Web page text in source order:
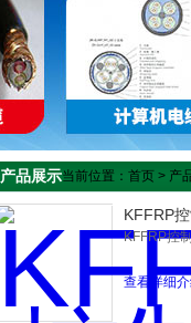
产品展示当前位置： 首页 > 产
KFFRP
KFFRP控
查看详细